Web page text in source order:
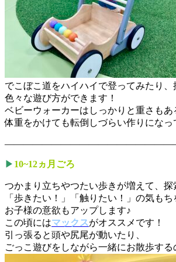
でこぼこ道をハイハイで登ってみたり、
色々な遊び方ができます！
ベビーウォーカーはしっかりと重さもあ
体重をかけても転倒しづらい作りになっ
▶︎ 10~12ヵ月ごろ
つかまり立ちやつたい歩きが増えて、探
「歩きたい！」「触りたい！」の気も
お子様の意欲もアップします♪
この頃にはマックスがオススメです！
引っ張ると頭や尻尾が動いたり、
ごっこ遊びをしながら一緒にお散歩す